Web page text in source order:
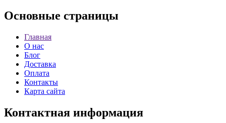
Основные страницы
Главная
О нас
Блог
Доставка
Оплата
Контакты
Карта сайта
Контактная информация